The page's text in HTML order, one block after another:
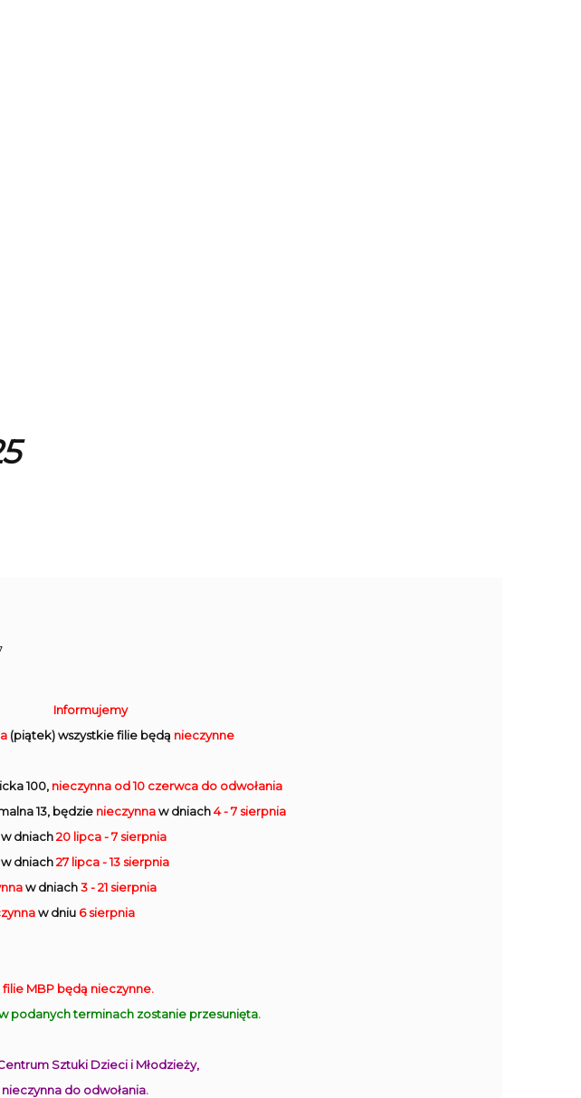
Informujemy
(piątek) wszystkie filie będą nieczynne
100, nieczynna od 10 czerwca do odwołania
13, będzie nieczynnaw dniach4 - 7 sierpnia
w dniach20 lipca - 7 sierpnia
dniach27 lipca - 13 sierpnia
w dniach3 - 21 sierpnia
w dniu 6 sierpnia
MBP będą nieczynne.
podanych terminach zostanie przesunięta.
Sztuki Dzieci i Młodzieży,
do odwołania.